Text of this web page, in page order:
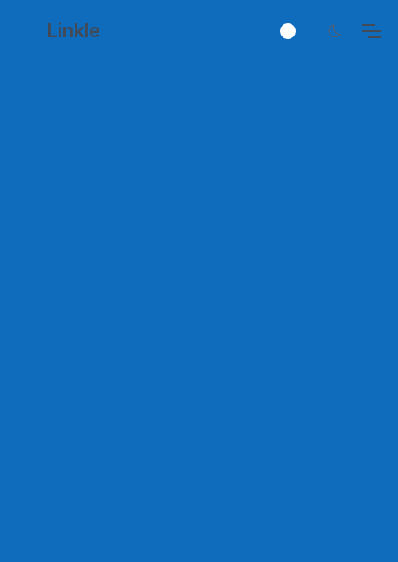
Linkle